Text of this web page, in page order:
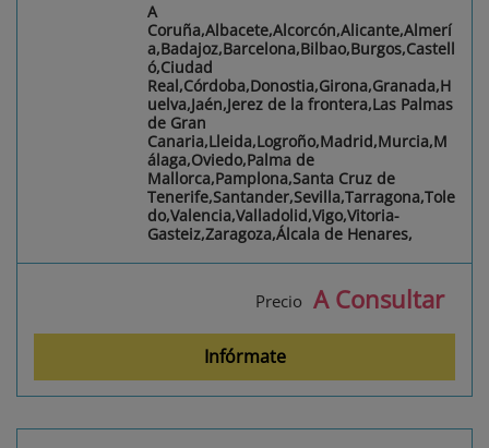
A
Coruña,Albacete,Alcorcón,Alicante,Almerí
a,Badajoz,Barcelona,Bilbao,Burgos,Castell
ó,Ciudad
Real,Córdoba,Donostia,Girona,Granada,H
uelva,Jaén,Jerez de la frontera,Las Palmas
de Gran
Canaria,Lleida,Logroño,Madrid,Murcia,M
álaga,Oviedo,Palma de
Mallorca,Pamplona,Santa Cruz de
Tenerife,Santander,Sevilla,Tarragona,Tole
do,Valencia,Valladolid,Vigo,Vitoria-
Gasteiz,Zaragoza,Álcala de Henares,
Precio A Consultar
Infórmate